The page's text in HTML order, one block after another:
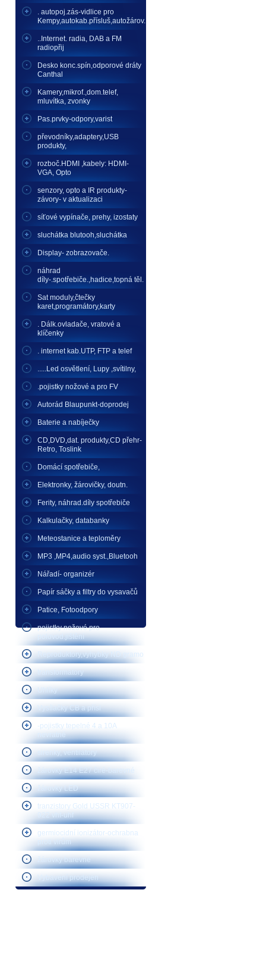
. autopoj.zás-vidlice pro
Kempy,autokab.přísluš,autožárov.
..Internet. radia, DAB a FM
radiopřij
Desko konc.spín,odporové dráty
Canthal
Kamery,mikrof.,dom.telef,
mluvítka, zvonky
Pas.prvky-odpory,varist
převodníky,adaptery,USB
produkty,
rozboč.HDMI ,kabely: HDMI-
VGA, Opto
senzory, opto a IR produkty-
závory- v aktualizaci
síťové vypínače, prehy, izostaty
sluchátka blutooh,sluchátka
Display- zobrazovače.
náhrad
díly-.spotřebiče.,hadice,topná těl.
Sat moduly,čtečky
karet,programátory,karty
. Dálk.ovladače, vratové a
klíčenky
. internet kab.UTP, FTP a telef
.....Led osvětlení, Lupy ,svítilny,
.pojistky nožové a pro FV
Autorád Blaupunkt-doprodej
Baterie a nabíječky
CD,DVD,dat. produkty,CD přehr-
Retro, Toslink
Domácí spotřebiče,
Elektronky, žárovičky, doutn.
Ferity, náhrad.díly spotřebiče
Kalkulačky, databanky
Meteostanice a teploměry
MP3 ,MP4,audio syst.,Bluetooh
Nářadí- organizér
Papír sáčky a filtry do vysavačů
Patice, Fotoodpory
pojistky nožové pro
polovod.jištění
Reproduktory,vyhybky ND gramo
transformátory
Uhlíky
Vysílačky CB a přísl
-pojistky tepelné 4 a 10A
nevratné
sirenky, ventilátory
žárovky E14 E27 čiré-barevné
žárovky LED
tranzistory Gold USSR KT907-
922 vhf-uhf
germiocidní ionizátor-ochrabna
proti virům
žárovky barevné
Vybavení prodejen